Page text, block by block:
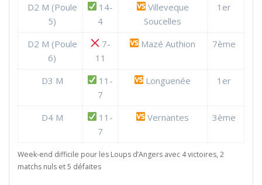
D2 M (Poule
5)
14-
4
Villeveque
Soucelles
1er
D2 M (Poule
6)
7-
11
Mazé Authion 7ème
D3 M
11-
7
Longuenée 1er
D4 M
11-
7
Vernantes 3ème
Week-end difficile pour les Loups d’Angers avec 4 victoires, 2
matchs nuls et 5 défaites